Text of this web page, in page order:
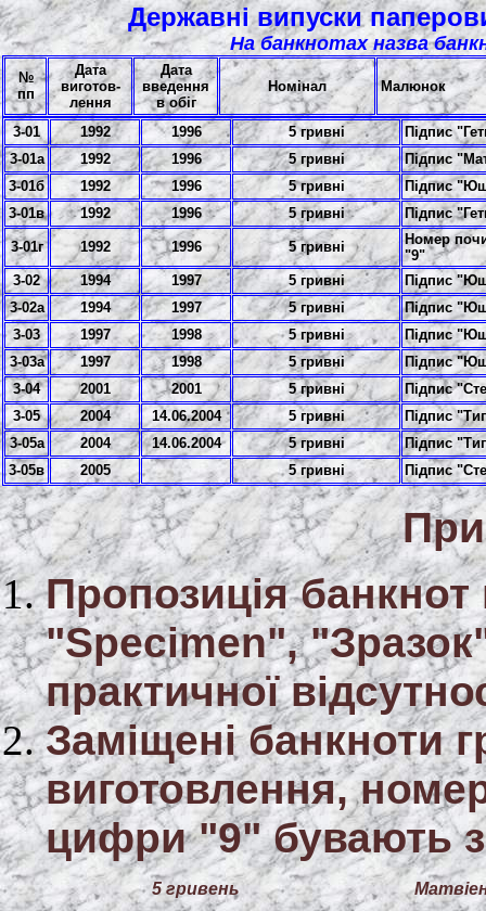
Державні випуски
На банкнотах назва
№
пп
Дата
виготов-
лення
Дата
введення
в обіг
Номінал Малюнок
3-01 1992 1996 5 гривні
Підпис
3-01а
1992 1996 5 гривні
Підпис
3-01б
1992 1996 5 гривні
Підпис
3-01в
1992 1996 5 гривні Підпис
3-01г 1992 1996 5 гривні
Номер
"9"
3-02
1994 1997 5 гривні
Підпис
3-02а
1994 1997 5 гривні
Підпис
3-03
1997 1998 5 гривні
Підпис
3-03а
1997 1998 5 гривні
Підпис
3-04
2001 2001 5 гривні
Підпис
3-05
2004 14.06.2004 5 гривні
Підпис
3-05а
2004 14.06.2004 5 гривні
Підпис
3-05в
2005 5 гривні Підпис
Пропозиція
"Specimen",
практичної
Заміщені банкноти
виготовлення,
цифри "9" бувають
5 гривень